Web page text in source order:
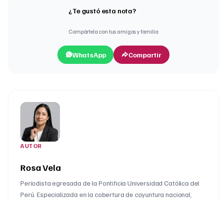
¿Te gustó esta nota?
Compártela con tus amigos y familia
WhatsApp Compartir
AUTOR
Rosa Vela
Periodista egresada de la Pontificia Universidad Católica del
Perú. Especializada en la cobertura de coyuntura nacional,